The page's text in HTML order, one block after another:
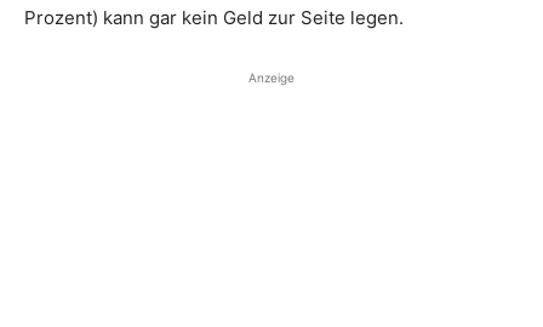
Prozent) kann gar kein Geld zur Seite legen.
Anzeige